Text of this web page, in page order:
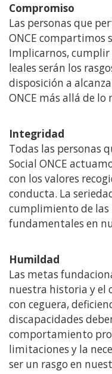
Compromiso
Las personas que
ONCE compartimos
Implicarnos, cumplir
leales serán los
disposición a
ONCE más allá de
Integridad
Todas las personas
Social ONCE
con los valores
conducta. La
cumplimiento de las
fundamentales en
Humildad
Las metas
nuestra historia y el
con ceguera,
discapacidades
comportamiento
limitaciones y la
ser un rasgo en